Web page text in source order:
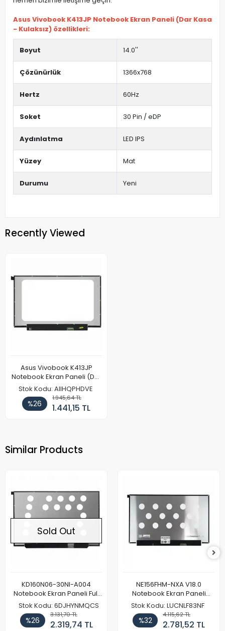
Asus Vivobook K413JP Notebook Ekran Paneli (Dar Kasa
- Kulaksız) özellikleri:
Boyut 14.0''
Çözünürlük 1366x768
Hertz 60Hz
Soket 30 Pin / eDP
Aydınlatma LED IPS
Yüzey Mat
Durumu Yeni
Recently Viewed
Asus Vivobook K413JP
Notebook Ekran Paneli (Dar
Kasa - Kulaksız)
Stok Kodu: AIIHQPHDVE
%26
1.945,64 TL
1.441,15 TL
Similar Products
Sold Out
KD160N06-30NI-A004
Notebook Ekran Paneli Full
HD
Stok Kodu: 6DJHYNMQCS
%26
3.131,70 TL
2.319,74 TL
NE156FHM-NXA V18.0
Notebook Ekran Paneli
144Hz
Stok Kodu: LUCNLF83NF
%32
4.115,62 TL
2.781,52 TL